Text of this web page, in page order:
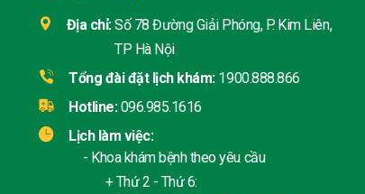
Địa chỉ:Số 78 Đường Giải Phóng, P. Kim Liên,
TP Hà Nội
Tổng đài đặt lịch khám: 1900.888.866
Hotline: 096.985.1616
Lịch làm việc:
- Khoa khám bệnh theo yêu cầu
+ Thứ 2 - Thứ 6: